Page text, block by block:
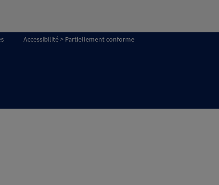
Accessibilité > Partiellement conforme